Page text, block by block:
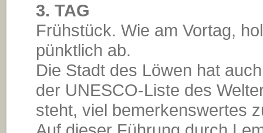
3. TAG
Frühstück. Wie am Vortag,
pünktlich ab.
Die Stadt des Löwen hat
der UNESCO-Liste des
steht, viel bemerkenswertes